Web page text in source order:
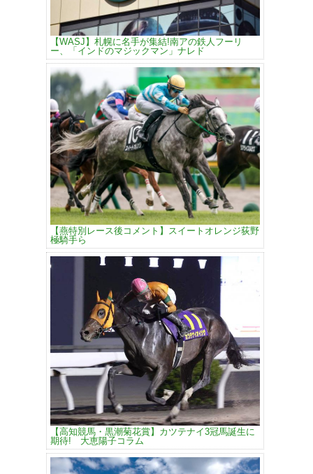
【WASJ】札幌に名手が集結!南アの鉄人フーリ
ー、「インドのマジックマン」ナレド
【燕特別レース後コメント】スイートオレンジ荻野
極騎手ら
【高知競馬・黒潮菊花賞】カツテナイ3冠馬誕生に
期待! 大恵陽子コラム